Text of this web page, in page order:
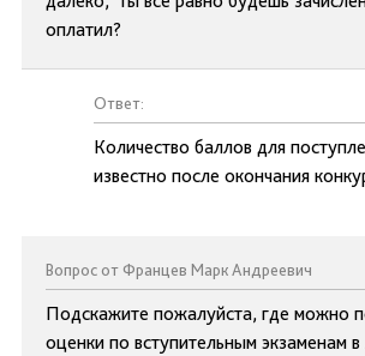
оплатил?
Ответ:
Количество баллов для
известно после окончания
Вопрос от Францев Марк Андреевич
Подскажите пожалуйста, где можно
оценки по вступительным экзаменам